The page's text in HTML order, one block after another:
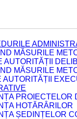
MĂSURILE
AUTORITĂȚII
MĂSURILE
AUTORITĂȚII
PROIECTELOR
HOTĂRÂRILOR
ȘEDINȚELOR